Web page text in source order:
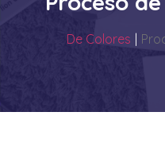
De Colores